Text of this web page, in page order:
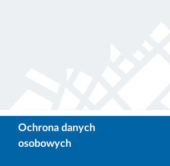
Ochrona danych
osobowych